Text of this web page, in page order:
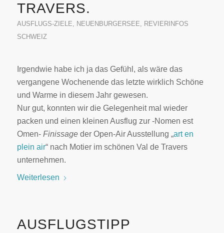
TRAVERS.
AUSFLUGS-ZIELE, NEUENBURGERSEE, REVIERINFOS
SCHWEIZ
Irgendwie habe ich ja das Gefühl, als wäre das
vergangene Wochenende das letzte wirklich Schöne
und Warme in diesem Jahr gewesen.
Nur gut, konnten wir die Gelegenheit mal wieder
packen und einen kleinen Ausflug zur -Nomen est
Omen- Finissageder Open-Air Ausstellung „art en
plein air“ nach Motier im schönen Val de Travers
unternehmen.
Weiterlesen
AUSFLUGSTIPP